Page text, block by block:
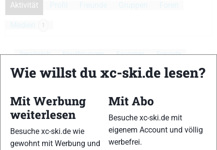
Aktivität
1
Persönlich Erwähnungen Favoriten
Freunde
Gruppen
Aktivitäten der Mitglieder
RSS-
Feed
Wie willst du xc-ski.de lesen?
Mit Werbung
weiterlesen
Besuche xc-ski.de wie
gewohnt mit Werbung und
Mit Abo
Besuche xc-ski.de mit
eigenem Account und völlig
werbefrei.